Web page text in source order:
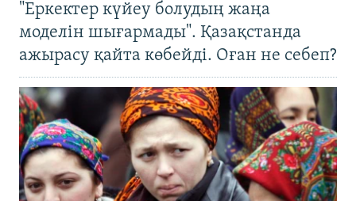
"Еркектер күйеу болудың жаңа
моделін шығармады". Қазақстанда
ажырасу қайта көбейді. Оған не себеп?